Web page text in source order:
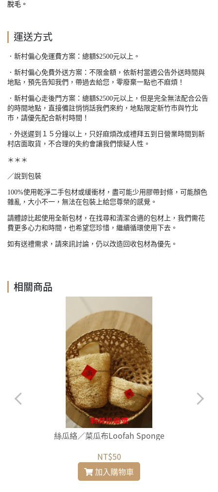
脫毛。
運送方式
．新村偏心免運費方案：總額$2500元以上。
．新村偏心免費外送方案：不限金額，依新村當週公告外送時間與
地點，預先告知我們，帶過去給您，零廢棄一點也不麻煩！
．新村偏心走後門方案：總額$2500元以上，但是完全無法配合公告
的時間地點，直接備註悄悄話我們來約，地點限定新竹市與竹北
市，請優先配合新村時間！
．外送遲到１５分鐘以上，只好麻煩改成禮拜五到日營業時間到新
村店面取貨，不合理的失約會讓我們懷疑人性。
＊＊＊
／說到包裝
100%使用乾淨二手包材或緩衝材，盡可能少用膠帶封條，可能顏色
雜亂，大小不一，無法在包裝上給您尊榮的感覺。
請體諒比起使用全新包材，在找尋和清潔合適的包材上，我們需花
費更多心力和時間，也希望您珍惜，繼續循環使用下去。
如有送禮需求，請來訊討論，仍以改造回收包材為優先。
相關商品
絲瓜絡／菜瓜布Loofah Sponge
NT$50
加入購物車